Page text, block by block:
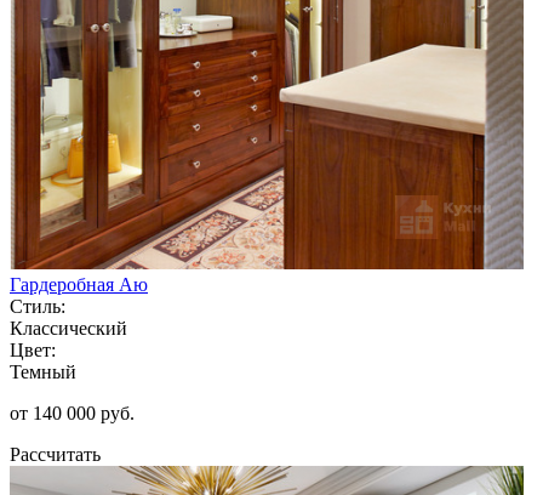
Гардеробная Аю
Стиль:
Классический
Цвет:
Темный
от 140 000 руб.
Рассчитать